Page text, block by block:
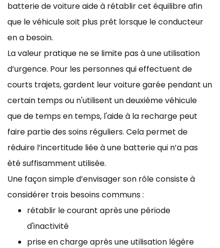
batterie de voiture aide à rétablir cet équilibre afin
que le véhicule soit plus prêt lorsque le conducteur
en a besoin.
La valeur pratique ne se limite pas à une utilisation
d’urgence. Pour les personnes qui effectuent de
courts trajets, gardent leur voiture garée pendant un
certain temps ou n'utilisent un deuxième véhicule
que de temps en temps, l'aide à la recharge peut
faire partie des soins réguliers. Cela permet de
réduire l’incertitude liée à une batterie qui n’a pas
été suffisamment utilisée.
Une façon simple d’envisager son rôle consiste à
considérer trois besoins communs :
rétablir le courant après une période
d'inactivité
prise en charge après une utilisation légère